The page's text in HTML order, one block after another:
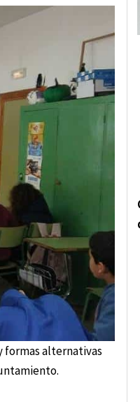
formas alternativas